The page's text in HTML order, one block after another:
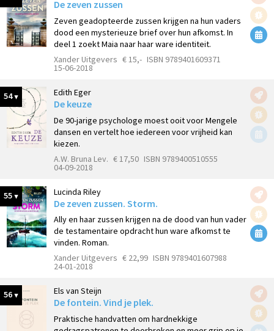
De zeven zussen
Zeven geadopteerde zussen krijgen na hun vaders
dood een mysterieuze brief over hun afkomst. In
deel 1 zoekt Maia naar haar ware identiteit.
Xander Uitgevers € 15,- ISBN 9789401609371
15-06-2018
54 Edith Eger
De keuze
De 90-jarige psychologe moest ooit voor Mengele
dansen en vertelt hoe iedereen voor vrijheid kan
kiezen.
A.W. Bruna Lev. € 17,50 ISBN 9789400510555
04-09-2018
55 Lucinda Riley
De zeven zussen. Storm.
Ally en haar zussen krijgen na de dood van hun vader
de testamentaire opdracht hun ware afkomst te
vinden. Roman.
Xander Uitgevers € 22,99 ISBN 9789401607988
24-01-2018
56 Els van Steijn
De fontein. Vind je plek.
Praktische handvatten om hardnekkige